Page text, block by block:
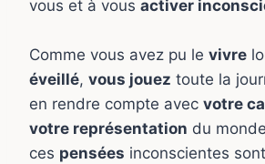
vous et à vous activer
Comme vous avez pu le vivre
éveillé, vous jouez toute la
en rendre compte avec votre
votre représentation du
ces pensées inconscientes